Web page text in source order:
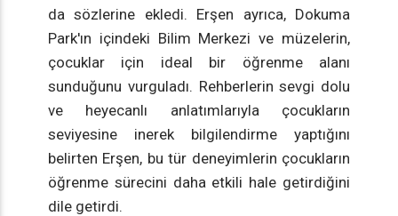
da sözlerine ekledi. Erşen ayrıca, Dokuma
Park'ın içindeki Bilim Merkezi ve müzelerin,
çocuklar için ideal bir öğrenme alanı
sunduğunu vurguladı. Rehberlerin sevgi dolu
ve heyecanlı anlatımlarıyla çocukların
seviyesine inerek bilgilendirme yaptığını
belirten Erşen, bu tür deneyimlerin çocukların
öğrenme sürecini daha etkili hale getirdiğini
dile getirdi.